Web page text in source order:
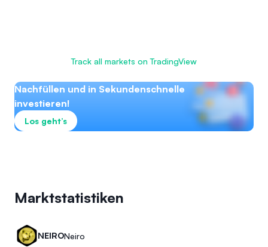
Track all markets on TradingView
Nachfüllen und in Sekundenschnelle
investieren!
Los geht’s
Marktstatistiken
NEIRONeiro